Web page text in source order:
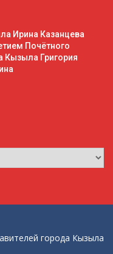
Ирина Казанцева
Почётного
Кызыла Григория
города Кызыла